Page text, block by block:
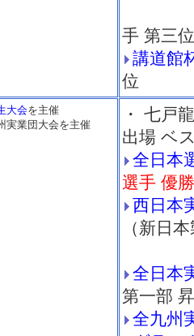
手 第三位
講道館
位
大会を主催
実業団大会を主催
・ 七戸
出場 ベ
全日本
選手 優勝
西日本
（新日
全日本
第一部
全九州